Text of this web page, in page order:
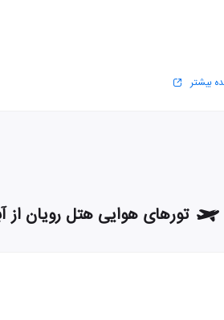
بیشتر
تورهای هوایی هتل رویان از